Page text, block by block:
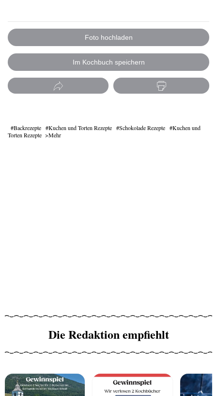
Foto hochladen
Im Kochbuch speichern
Backrezepte Kuchen und Torten Rezepte Schokolade Rezepte
Kuchen und
Torten Rezepte
Mehr
Die Redaktion empfiehlt